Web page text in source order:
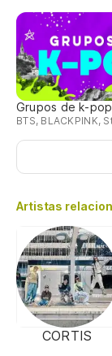
Grupos de k-pop
BTS, BLACKPINK,
Artistas
CORTIS